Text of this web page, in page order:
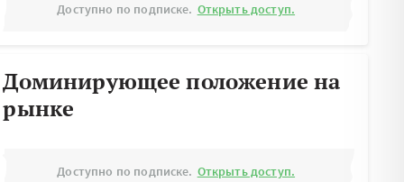
Доступно по подписке. Открыть доступ.
Доминирующее положение на
рынке
Доступно по подписке. Открыть доступ.